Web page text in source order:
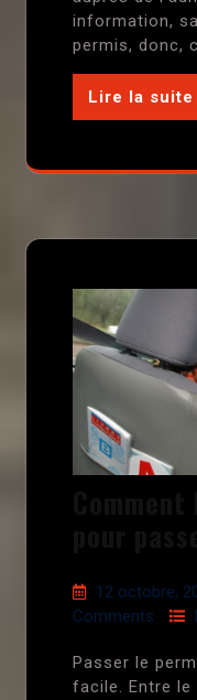
information,
permis, donc,
Lire la suite
12 octobre,
Comments
Passer le
facile. Entre